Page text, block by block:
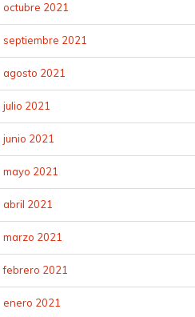
octubre 2021
septiembre 2021
agosto 2021
julio 2021
junio 2021
mayo 2021
abril 2021
marzo 2021
febrero 2021
enero 2021